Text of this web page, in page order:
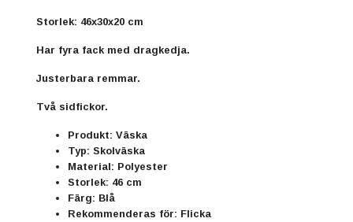
Storlek: 46x30x20 cm
Har fyra fack med dragkedja.
Justerbara remmar.
Två sidfickor.
Produkt: Väska
Typ: Skolväska
Material: Polyester
Storlek: 46 cm
Färg: Blå
Rekommenderas för: Flicka